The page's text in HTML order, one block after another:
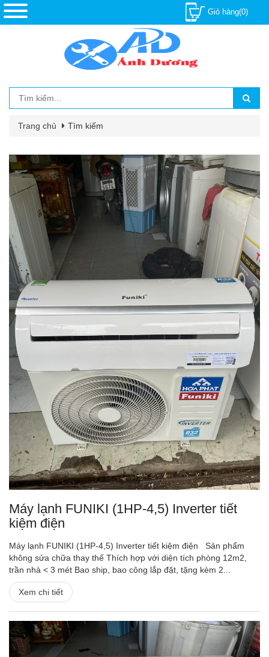
Giỏ hàng(0)
Trang chủ Tìm kiếm
Máy lạnh FUNIKI (1HP-4,5) Inverter tiết
kiệm điện
Máy lạnh FUNIKI (1HP-4,5) Inverter tiết kiệm điện Sản phẩm
không sửa chữa thay thế Thích hợp với diện tích phòng 12m2,
trần nhà < 3 mét Bao ship, bao công lắp đặt, tặng kèm 2...
Xem chi tiết